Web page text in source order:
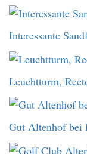
Interessante
Leuchtturm,
Gut Altenhof bei